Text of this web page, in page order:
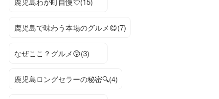
鹿児島で味わう本場のグルメ😋(7)
なぜここ？グルメ😲(3)
鹿児島ロングセラーの秘密🔍(4)